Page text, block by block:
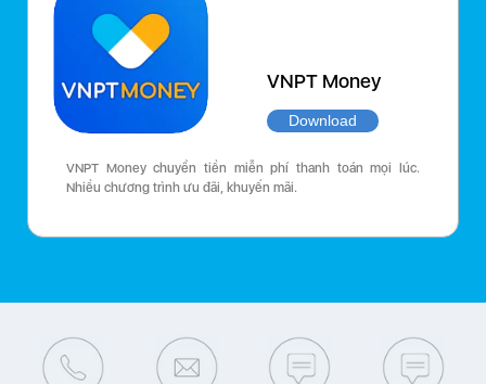
VNPT Money
Download
VNPT Money chuyển tiền miễn phí thanh toán mọi lúc.
Nhiều chương trình ưu đãi, khuyến mãi.